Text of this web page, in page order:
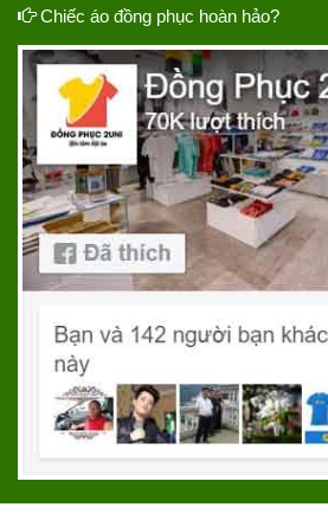
Chiếc áo đồng phục hoàn hảo?